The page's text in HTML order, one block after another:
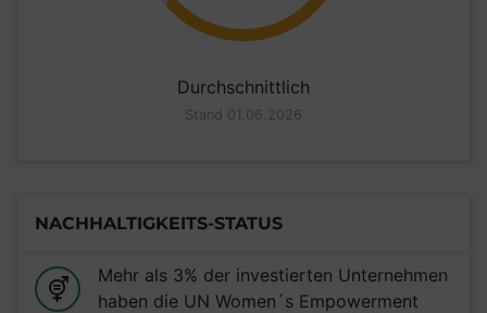
Durchschnittlich
Stand 01.06.2026
NACHHALTIGKEITS-STATUS
Mehr als 3% der investierten Unternehmen
haben die UN Women´s Empowerment